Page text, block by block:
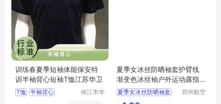
训练春夏季短袖体能保安特
训半袖背心短袖T恤江苏华卫
T恤 半袖背心
靖江市华
夏季女冰丝防晒袖套护臂线
渐变色冰丝袖户外运动露指
冰袖袖套批发
夏季女冰丝防晒袖套
护臂线渐变色
郑州航空